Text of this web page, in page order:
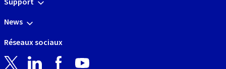
News
Réseaux sociaux